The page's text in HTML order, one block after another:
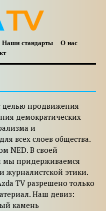
Наши стандарты
О нас
целью продвижения
демократических
и
всех слоев общества.
NED. В своей
мы придерживаемся
журналистской этики.
TV разрешено только
Наш девиз:
камень